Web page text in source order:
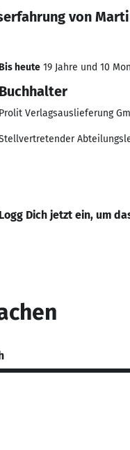
von
Bis heute 19 Jahre und 10
Buchhalter
Prolit Verlagsauslieferung
Logg Dich jetzt ein, um